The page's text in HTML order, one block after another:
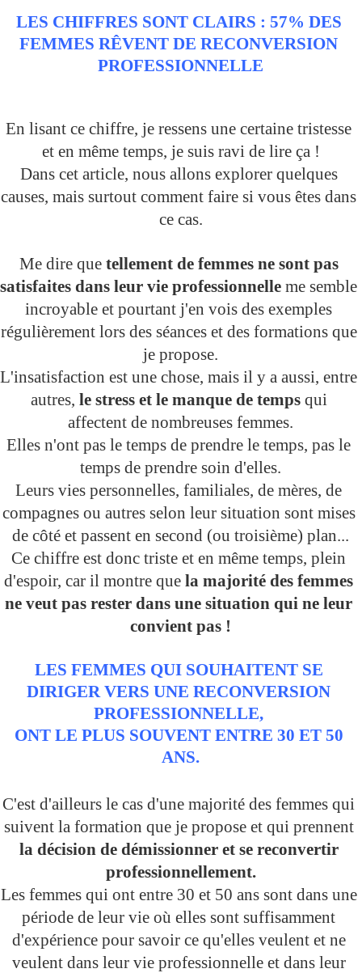
LES CHIFFRES SONT CLAIRS : 57% DES
FEMMES RÊVENT DE RECONVERSION
PROFESSIONNELLE
En lisant ce chiffre, je ressens une certaine tristesse
et en même temps, je suis ravi de lire ça !
Dans cet article, nous allons explorer quelques
causes, mais surtout comment faire si vous êtes dans
ce cas.
Me dire que tellement de femmes ne sont pas
satisfaites dans leur vie professionnelle me semble
incroyable et pourtant j'en vois des exemples
régulièrement lors des séances et des formations que
je propose.
L'insatisfaction est une chose, mais il y a aussi, entre
autres, le stress et le manque de temps qui
affectent de nombreuses femmes.
Elles n'ont pas le temps de prendre le temps, pas le
temps de prendre soin d'elles.
Leurs vies personnelles, familiales, de mères, de
compagnes ou autres selon leur situation sont mises
de côté et passent en second (ou troisième) plan...
Ce chiffre est donc triste et en même temps, plein
d'espoir, car il montre que la majorité des femmes
ne veut pas rester dans une situation qui ne leur
convient pas !
LES FEMMES QUI SOUHAITENT SE
DIRIGER VERS UNE RECONVERSION
PROFESSIONNELLE,
ONT LE PLUS SOUVENT ENTRE 30 ET 50
ANS.
C'est d'ailleurs le cas d'une majorité des femmes qui
suivent la formation que je propose et qui prennent
la décision de démissionner et se reconvertir
professionnellement.
Les femmes qui ont entre 30 et 50 ans sont dans une
période de leur vie où elles sont suffisamment
d'expérience pour savoir ce qu'elles veulent et ne
veulent dans leur vie professionnelle et dans leur